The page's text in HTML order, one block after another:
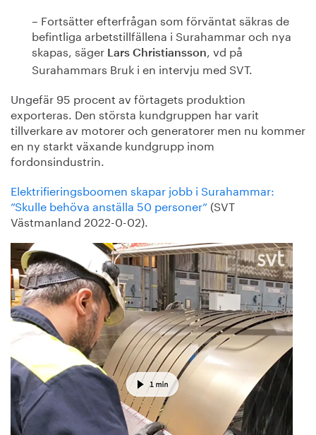
– Fortsätter efterfrågan som förväntat säkras de
befintliga arbetstillfällena i Surahammar och nya
skapas, säger Lars Christiansson, vd på
Surahammars Bruk i en intervju med SVT.
Ungefär 95 procent av förtagets produktion
exporteras. Den största kundgruppen har varit
tillverkare av motorer och generatorer men nu kommer
en ny starkt växande kundgrupp inom
fordonsindustrin.
Elektrifieringsboomen skapar jobb i Surahammar:
”Skulle behöva anställa 50 personer” (SVT
Västmanland 2022-0-02).